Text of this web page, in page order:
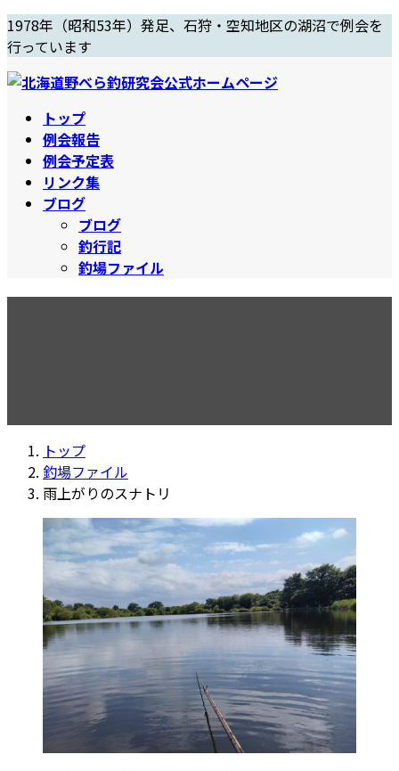
コ
ン
テ
ン
ナ
ビ
ゲ
ー
1978年（昭和53年）発足、石狩・空知地区の湖沼で例会を
行っています
トップ
例会報告
例会予定表
リンク集
ブログ
ブログ
釣行記
釣場ファイル
新
時
:
トップ
釣場ファイル
雨上がりのスナトリ